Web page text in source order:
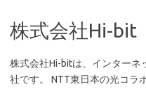
株式会社Hi-bit
株式会社Hi-bitは、インターネ
社です。 NTT東日本の光コラ